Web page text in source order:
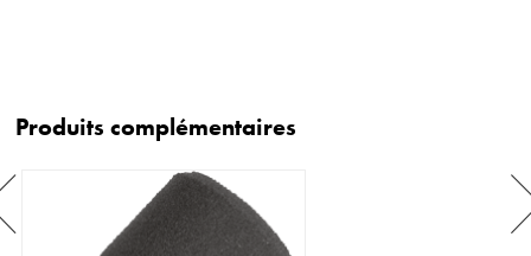
Produits complémentaires